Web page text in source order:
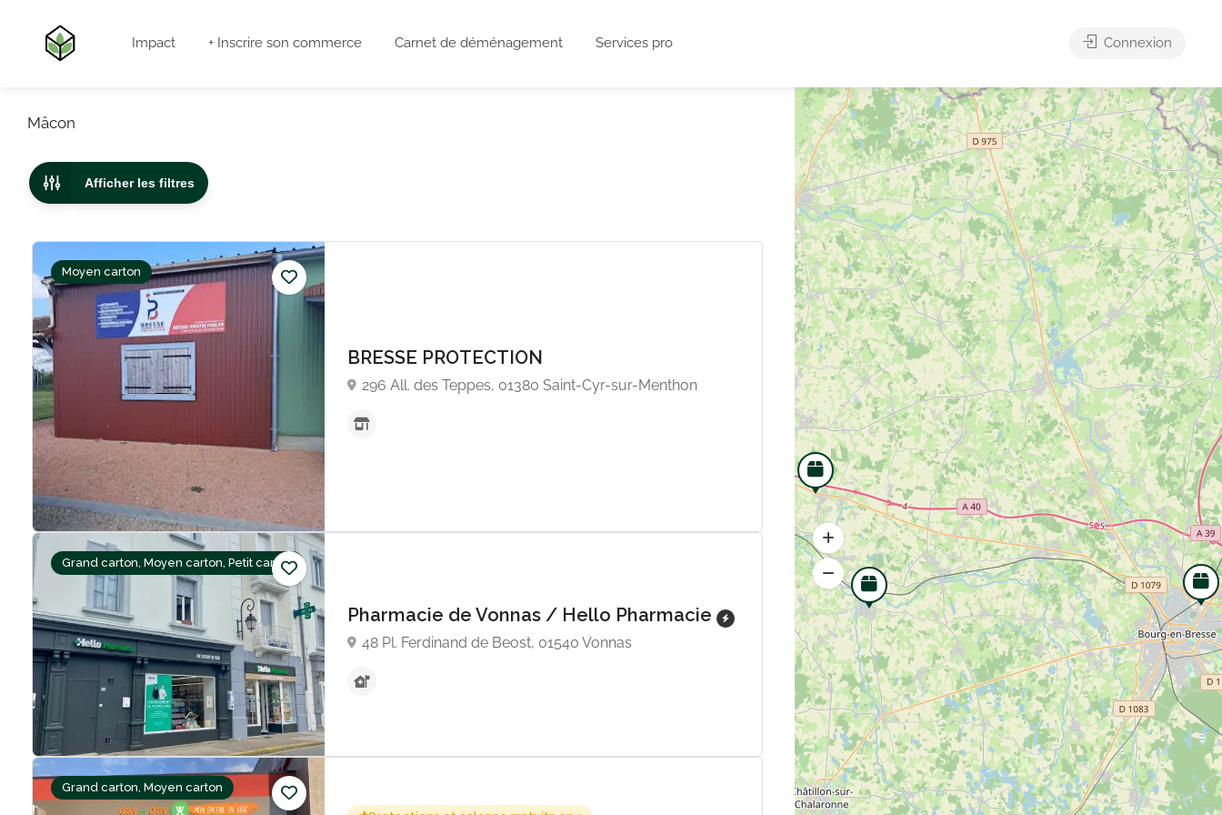
Impact + Inscrire son commerce Carnet de déménagement Services pro Connexion
Mâcon
Afficher les filtres
Moyen carton
BRESSE PROTECTION
296 All. des Teppes, 01380 Saint-Cyr-sur-Menthon
Grand carton, Moyen carton, Petit carton
Pharmacie de Vonnas / Hello Pharmacie
48 Pl. Ferdinand de Beost, 01540 Vonnas
Grand carton, Moyen carton